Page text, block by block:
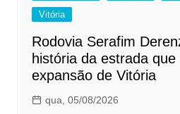
Vitória
Rodovia Serafim
história da estrada
expansão de Vitória
qua, 05/08/2026